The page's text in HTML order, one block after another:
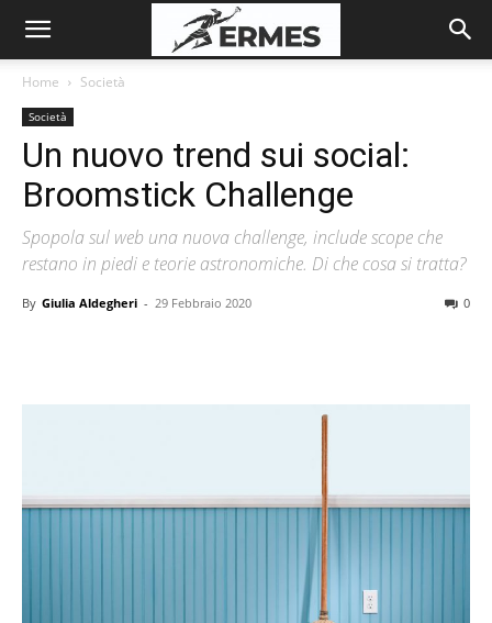
Home Società
Società
Un nuovo trend sui social:
Broomstick Challenge
Spopola sul web una nuova challenge, include scope che
restano in piedi e teorie astronomiche. Di che cosa si tratta?
By Giulia Aldegheri - 29 Febbraio 2020 0